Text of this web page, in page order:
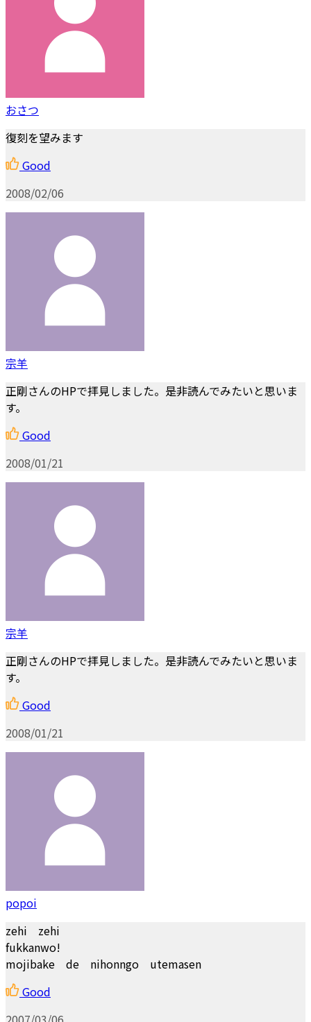
おさつ
復刻を望みます
Good
2008/02/06
宗羊
正剛さんのHPで拝見しました。是非読んでみたいと思いま
す。
Good
2008/01/21
宗羊
正剛さんのHPで拝見しました。是非読んでみたいと思いま
す。
Good
2008/01/21
popoi
zehi zehi
fukkanwo!
mojibake de nihonngo utemasen
Good